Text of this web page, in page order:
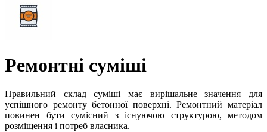
Ремонтні суміші
Правильний склад суміші має вирішальне значення для
успішного ремонту бетонної поверхні. Ремонтний матеріал
повинен бути сумісний з існуючою структурою, методом
розміщення і потреб власника.